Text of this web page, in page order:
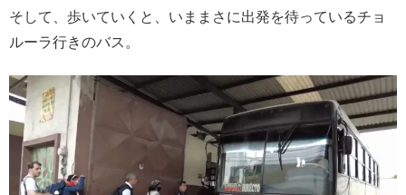
そして、歩いていくと、いままさに出発を待っているチョ
ルーラ行きのバス。